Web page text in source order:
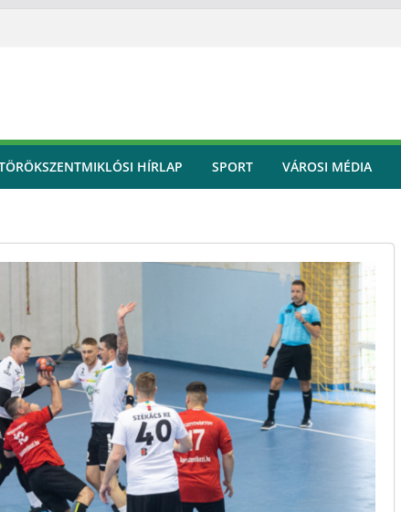
HÍRLAP SPORT VÁROSI MÉDIA